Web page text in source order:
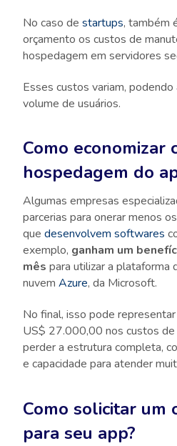
No caso de startups, também
orçamento os custos de
hospedagem em servidores
Esses custos variam,
volume de usuários.
Como economizar
hospedagem do
Algumas empresas
parcerias para onerar menos
que desenvolvem softwares
exemplo, ganham um
mês para utilizar a plataforma
nuvem Azure, da Microsoft.
No final, isso pode
US$ 27.000,00 nos custos de
perder a estrutura completa,
e capacidade para atender
Como solicitar um
para seu app?